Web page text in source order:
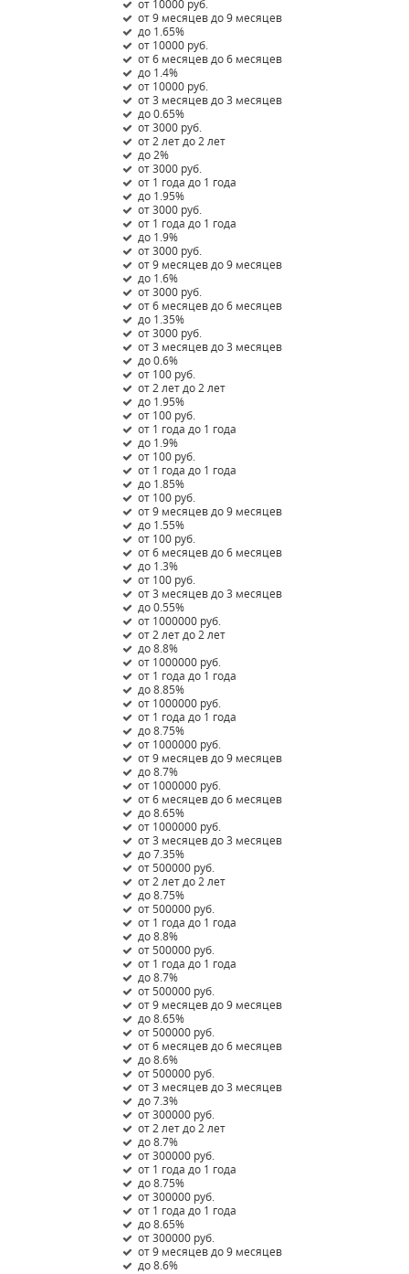
от 10000 руб.
от 9 месяцев до 9 месяцев
до 1.65%
от 10000 руб.
от 6 месяцев до 6 месяцев
до 1.4%
от 10000 руб.
от 3 месяцев до 3 месяцев
до 0.65%
от 3000 руб.
от 2 лет до 2 лет
до 2%
от 3000 руб.
от 1 года до 1 года
до 1.95%
от 3000 руб.
от 1 года до 1 года
до 1.9%
от 3000 руб.
от 9 месяцев до 9 месяцев
до 1.6%
от 3000 руб.
от 6 месяцев до 6 месяцев
до 1.35%
от 3000 руб.
от 3 месяцев до 3 месяцев
до 0.6%
от 100 руб.
от 2 лет до 2 лет
до 1.95%
от 100 руб.
от 1 года до 1 года
до 1.9%
от 100 руб.
от 1 года до 1 года
до 1.85%
от 100 руб.
от 9 месяцев до 9 месяцев
до 1.55%
от 100 руб.
от 6 месяцев до 6 месяцев
до 1.3%
от 100 руб.
от 3 месяцев до 3 месяцев
до 0.55%
от 1000000 руб.
от 2 лет до 2 лет
до 8.8%
от 1000000 руб.
от 1 года до 1 года
до 8.85%
от 1000000 руб.
от 1 года до 1 года
до 8.75%
от 1000000 руб.
от 9 месяцев до 9 месяцев
до 8.7%
от 1000000 руб.
от 6 месяцев до 6 месяцев
до 8.65%
от 1000000 руб.
от 3 месяцев до 3 месяцев
до 7.35%
от 500000 руб.
от 2 лет до 2 лет
до 8.75%
от 500000 руб.
от 1 года до 1 года
до 8.8%
от 500000 руб.
от 1 года до 1 года
до 8.7%
от 500000 руб.
от 9 месяцев до 9 месяцев
до 8.65%
от 500000 руб.
от 6 месяцев до 6 месяцев
до 8.6%
от 500000 руб.
от 3 месяцев до 3 месяцев
до 7.3%
от 300000 руб.
от 2 лет до 2 лет
до 8.7%
от 300000 руб.
от 1 года до 1 года
до 8.75%
от 300000 руб.
от 1 года до 1 года
до 8.65%
от 300000 руб.
от 9 месяцев до 9 месяцев
до 8.6%